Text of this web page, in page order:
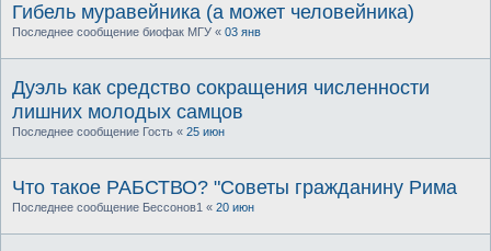
Гибель муравейника (а может человейника)
Последнее сообщение биофак МГУ « 03 янв
Дуэль как средство сокращения численности
лишних молодых самцов
Последнее сообщение Гость « 25 июн
Что такое РАБСТВО? "Советы гражданину Рима
Последнее сообщение Бессонов1 « 20 июн